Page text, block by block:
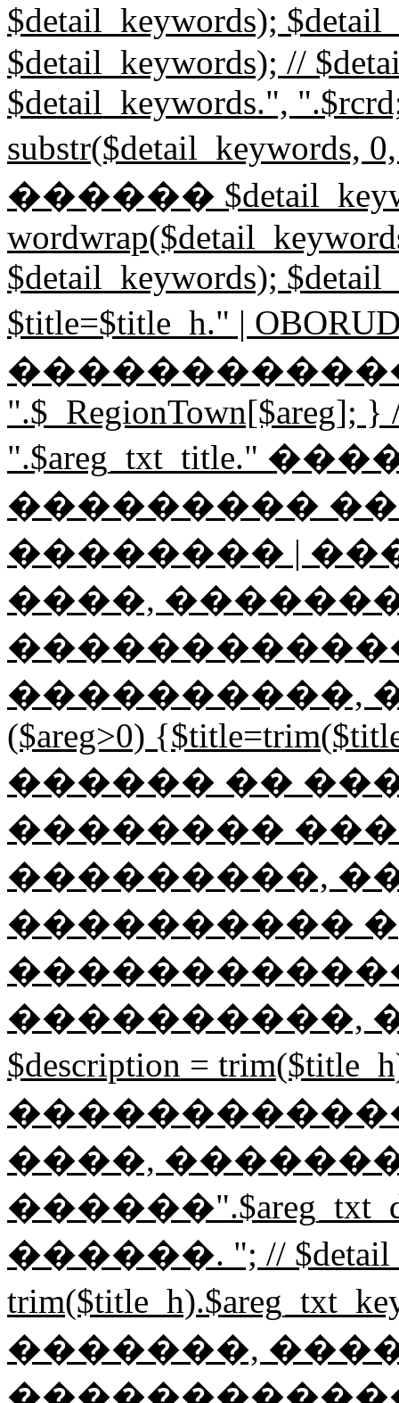
$detail_keywords);
$detail_keywords); //
$detail_keywords.",
������
$detail_keywords);
$title=$title_h." |
������������"; if
".$_RegionTown[$areg];
".$areg_txt_title."
���������
�������� |
����,
����������,
($areg>0)
������ ��
��������
���������,
���������� �
����������,
$description =
����,
������. "; //
�������,